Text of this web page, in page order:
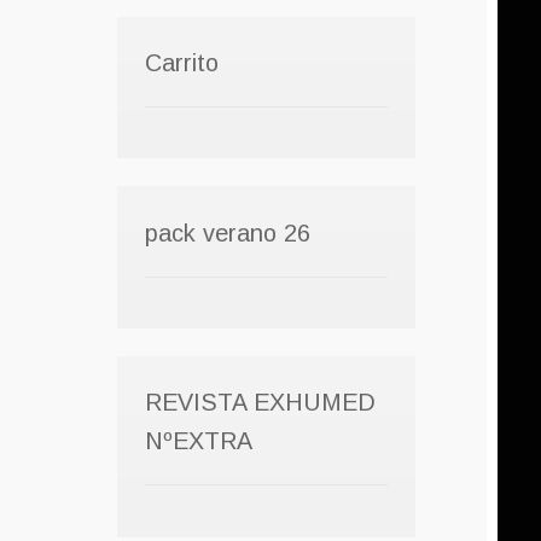
Carrito
pack verano 26
REVISTA EXHUMED
NºEXTRA